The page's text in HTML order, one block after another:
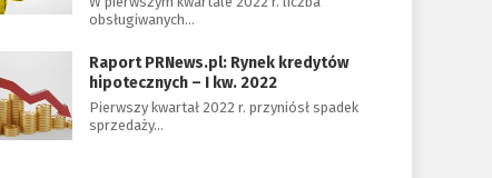
obsługiwanych…
Raport PRNews.pl: Rynek kredytów
hipotecznych – I kw. 2022
Pierwszy kwartał 2022 r. przyniósł spadek
sprzedaży…